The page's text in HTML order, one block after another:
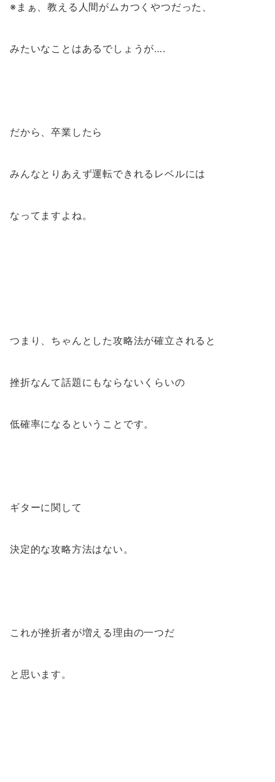
※まぁ、教える人間がムカつくやつだった、
みたいなことはあるでしょうが….
だから、卒業したら
みんなとりあえず運転できれるレベルには
なってますよね。
つまり、ちゃんとした攻略法が確立されると
挫折なんて話題にもならないくらいの
低確率になるということです。
ギターに関して
決定的な攻略方法はない。
これが挫折者が増える理由の一つだ
と思います。